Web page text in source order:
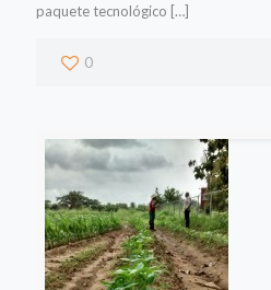
paquete tecnológico […]
0